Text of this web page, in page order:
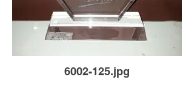
6002-125.jpg